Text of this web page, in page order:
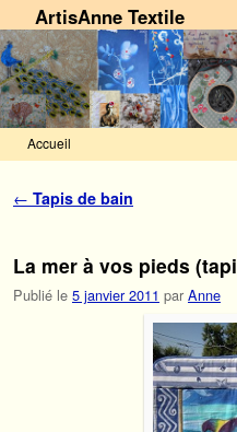
ArtisAnne Textile
Accueil
Navigation des articles
← Tapis de bain
La mer à vos pieds
Publié le 5 janvier 2011 par Anne